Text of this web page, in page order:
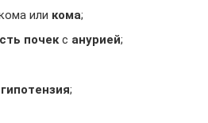
или кома;
почекс анурией;
;